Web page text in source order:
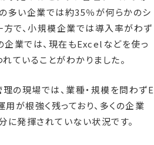
多い企業では約35％が何らかのシ
方で、小規模企業では導入率がわず
企業では、現在もExcelなどを使っ
ていることがわかりました。
理の現場では、業種・規模を問わずE
が根強く残っており、多くの企業
に発揮されていない状況です。